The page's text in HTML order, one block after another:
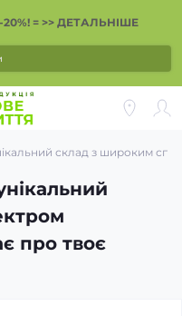
= >> ДЕТАЛЬНІШЕ
склад з широким
про твоє